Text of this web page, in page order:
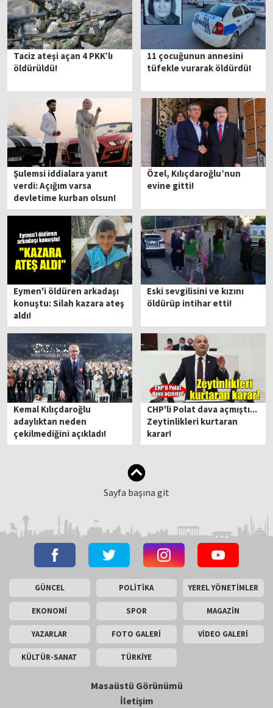
Taciz ateşi açan 4 PKK’lı
öldürüldü!
11 çocuğunun annesini
tüfekle vurarak öldürdü!
Şulemsi iddialara yanıt
verdi: Açığım varsa
devletime kurban olsun!
Özel, Kılıçdaroğlu’nun
evine gitti!
Eymen'i öldüren arkadaşı
konuştu: Silah kazara ateş
aldı!
Eski sevgilisini ve kızını
öldürüp intihar etti!
Kemal Kılıçdaroğlu
adaylıktan neden
çekilmediğini açıkladı!
CHP'li Polat dava açmıştı...
Zeytinlikleri kurtaran
karar!
Sayfa başına git
GÜNCEL POLİTİKA YEREL YÖNETİMLER
EKONOMİ SPOR MAGAZİN
YAZARLAR FOTO GALERİ VİDEO GALERİ
KÜLTÜR-SANAT TÜRKİYE
Masaüstü Görünümü
İletişim